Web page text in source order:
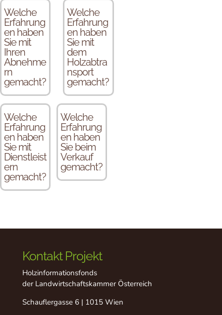
Welche
Erfahrung
en haben
Sie mit
Ihren
Abnehme
rn
gemacht?
Welche
Erfahrung
en haben
Sie mit
dem
Holzabtra
nsport
gemacht?
Welche
Erfahrung
en haben
Sie mit
Dienstleist
ern
gemacht?
Welche
Erfahrung
en haben
Sie beim
Verkauf
gemacht?
Kontakt Projekt
Holzinformationsfonds
der Landwirtschaftskammer Österreich
Schauflergasse 6 | 1015 Wien